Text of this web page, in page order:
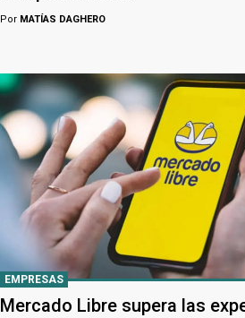
Por MATÍAS DAGHERO
EMPRESAS
Mercado Libre supera las